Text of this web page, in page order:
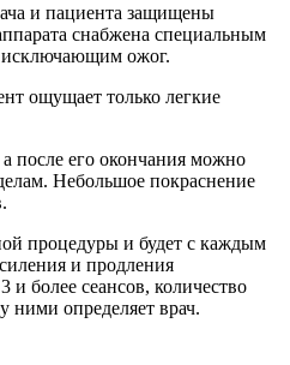
и пациента защищены
снабжена специальным
ожог.
ощущает только легкие
после его окончания можно
Небольшое покраснение
процедуры и будет с каждым
и продления
и более сеансов, количество
ними определяет врач.